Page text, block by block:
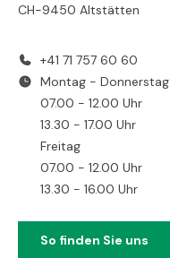
CH-9450 Altstätten
+41 71 757 60 60
Montag - Donnerstag
07.00 - 12.00 Uhr
13.30 - 17.00 Uhr
Freitag
07.00 - 12.00 Uhr
13.30 - 16.00 Uhr
So finden Sie uns